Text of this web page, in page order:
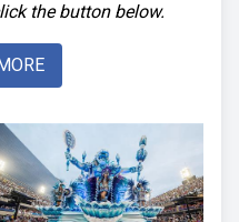
the button below.